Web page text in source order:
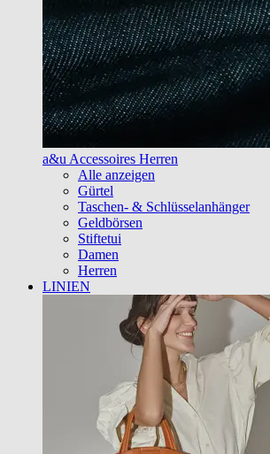
a&u Accessoires Herren
Alle anzeigen
Gürtel
Taschen- & Schlüsselanhänger
Geldbörsen
Stiftetui
Damen
Herren
LINIEN